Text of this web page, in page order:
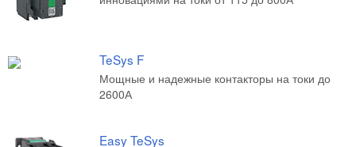
TeSys F
Мощные и надежные контакторы на токи до
2600А
Easy TeSys